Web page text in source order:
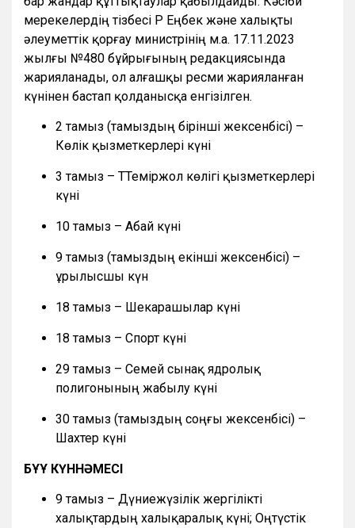
мерекелердің тізбесі ҚР Еңбек және халықты
әлеуметтік қорғау министрінің м.а. 17.11.2023
жылғы №480 бұйрығының редакциясында
жарияланады, ол алғашқы ресми жарияланған
күнінен бастап қолданысқа енгізілген.
2 тамыз (тамыздың бірінші жексенбісі) –
Көлік қызметкерлері күні
3 тамыз – ТТеміржол көлігі қызметкерлері
күні
10 тамыз – Абай күні
9 тамыз (тамыздың екінші жексенбісі) –
Құрылысшы күн
18 тамыз – Шекарашылар күні
18 тамыз – Спорт күні
29 тамыз – Семей сынақ ядролық
полигонының жабылу күні
30 тамыз (тамыздың соңғы жексенбісі) –
Шахтер күні
БҰҰ КҮННӘМЕСІ
9 тамыз – Дүниежүзілік жергілікті
халықтардың халықаралық күні; Оңтүстік